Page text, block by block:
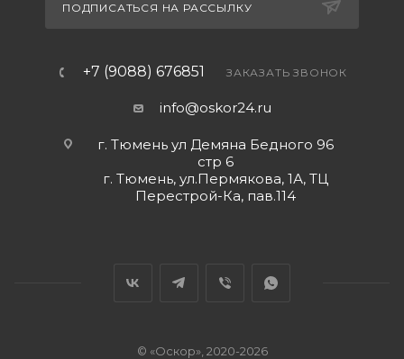
ПОДПИСАТЬСЯ НА РАССЫЛКУ
+7 (9088) 676851 ЗАКАЗАТЬ ЗВОНОК
info@oskor24.ru
г. Тюмень ул Демяна Бедного 96
стр 6
г. Тюмень, ул.Пермякова, 1А, ТЦ
Перестрой-Ка, пав.114
© «Оскор», 2020-2026